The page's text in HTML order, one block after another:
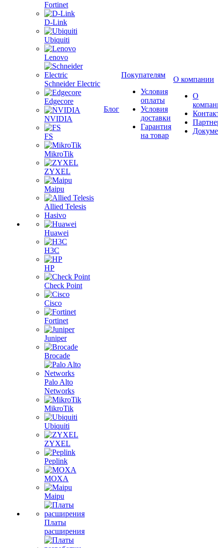
Fortinet
D-Link
Ubiquiti
Lenovo
Schneider Electric
Edgecore
NVIDIA
FS
MikroTik
ZYXEL
Maipu
Allied Telesis
Hasivo
Huawei
H3C
HP
Check Point
Cisco
Fortinet
Juniper
Brocade
Palo Alto
Networks
MikroTik
Ubiquiti
ZYXEL
Peplink
MOXA
Maipu
Платы
расширения
Блог
Покупателям
Условия
оплаты
Условия
доставки
Гарантия
на товар
О компании
О